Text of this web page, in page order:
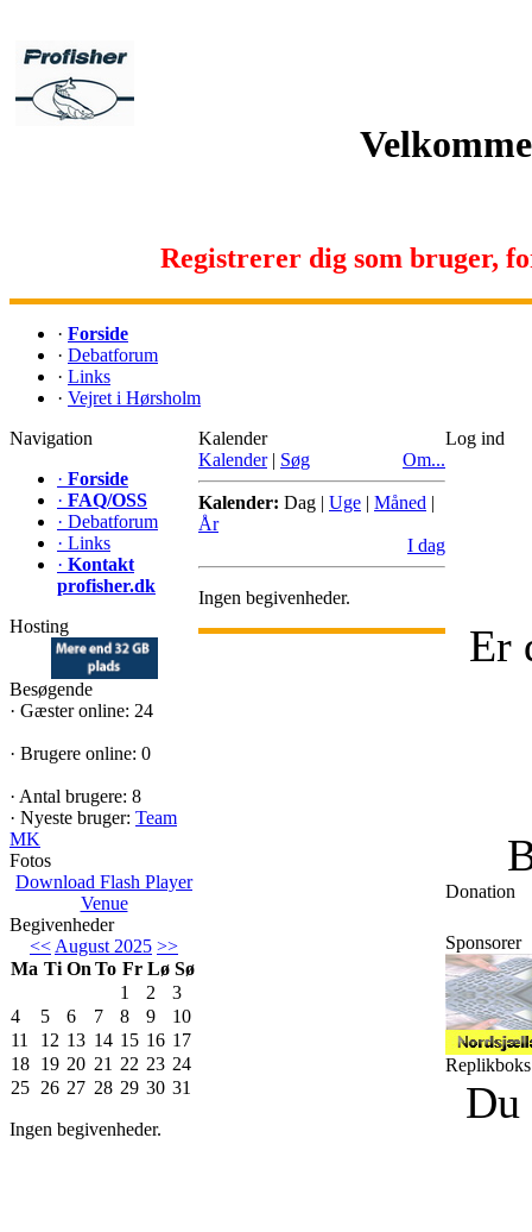
Registrerer dig som bruger,
· Forside
· Debatforum
· Links
· Vejret i Hørsholm
Navigation
· Forside
· FAQ/OSS
· Debatforum
· Links
· Kontakt
profisher.dk
Hosting
Besøgende
· Gæster online: 24
· Brugere online: 0
· Antal brugere: 8
· Nyeste bruger: Team
MK
Fotos
Download Flash Player
Venue
Begivenheder
<< August 2025 >>
Ma Ti On To Fr Lø Sø
1
2
3
4
5 6 7 8 9
10
11
12 13 14 15 16 17
18 19 20 21 22 23 24
25 26 27 28 29 30 31
Ingen begivenheder.
Kalender
Kalender | Søg Om...
Kalender: Dag | Uge | Måned |
År
I dag
Ingen begivenheder.
Log ind
Er
Donation
Sponsorer
Replikboks
Du